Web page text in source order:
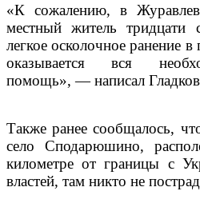
«К сожалению, в
местный житель
легкое осколочное ранение
оказывается вся
помощь», — написал
Также ранее сообщалось,
село Сподарюшино,
километре от границы с
властей, там никто не